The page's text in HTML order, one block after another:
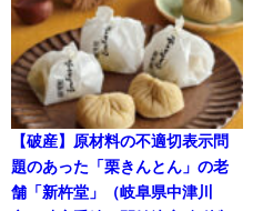
【破産】原材料の不適切表示問
題のあった「栗きんとん」の老
舗「新杵堂」（岐阜県中津川